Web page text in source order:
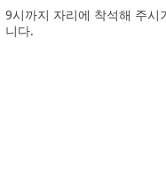
9시까지 자리에 착석해 주시
니다.